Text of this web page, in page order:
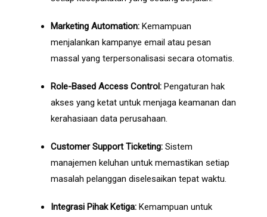
Marketing Automation: Kemampuan
menjalankan kampanye email atau pesan
massal yang terpersonalisasi secara otomatis.
Role-Based Access Control: Pengaturan hak
akses yang ketat untuk menjaga keamanan dan
kerahasiaan data perusahaan.
Customer Support Ticketing: Sistem
manajemen keluhan untuk memastikan setiap
masalah pelanggan diselesaikan tepat waktu.
Integrasi Pihak Ketiga: Kemampuan untuk